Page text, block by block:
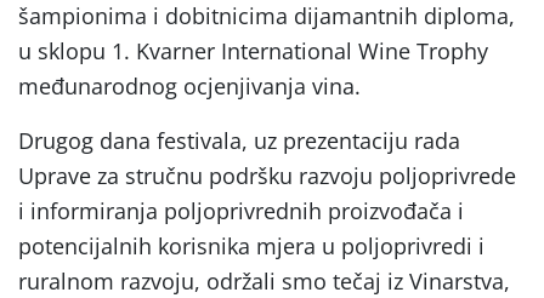
šampionima i dobitnicima dijamantnih diploma,
u sklopu 1. Kvarner International Wine Trophy
međunarodnog ocjenjivanja vina.
Drugog dana festivala, uz prezentaciju rada
Uprave za stručnu podršku razvoju poljoprivrede
i informiranja poljoprivrednih proizvođača i
potencijalnih korisnika mjera u poljoprivredi i
ruralnom razvoju, održali smo tečaj iz Vinarstva,